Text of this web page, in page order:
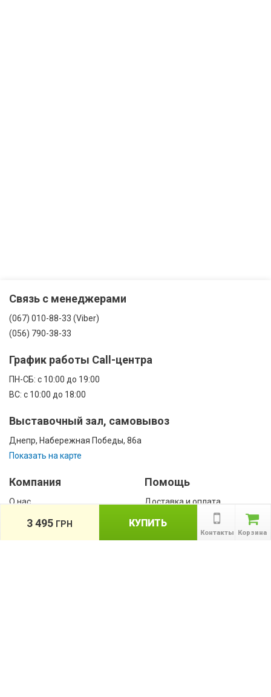
Связь с менеджерами
(067) 010-88-33 (Viber)
(056) 790-38-33
График работы Call-центра
ПН-CБ: с 10:00 до 19:00
ВС: с 10:00 до 18:00
Выставочный зал, самовывоз
Днепр, Набережная Победы, 86а
Показать на карте
Компания
О нас
Помощь
Доставка и оплата
Корзина
Контакты
КУПИТЬ
3 495 ГРН